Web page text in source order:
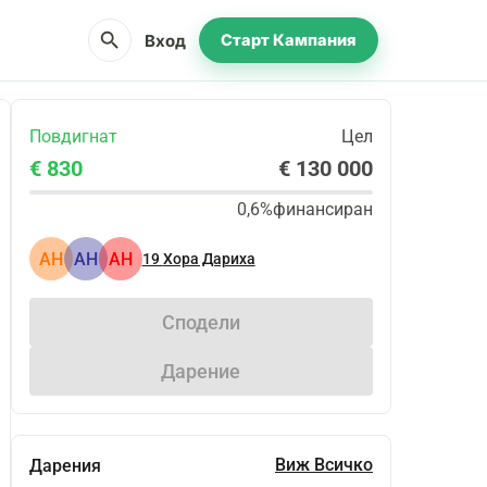
search Вход Старт Кампания
Повдигнат Цел
€ 830 € 130 000
0,6%финансиран
АН АН АН 19Хора Дариха
Сподели
Дарение
Дарения Виж Всичко